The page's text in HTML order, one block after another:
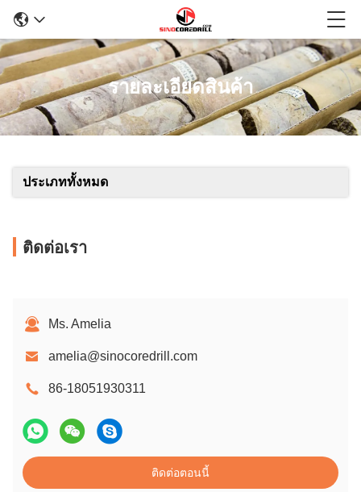
รายละเอียดสินค้า
ประเภททั้งหมด
ติดต่อเรา
Ms. Amelia
amelia@sinocoredrill.com
86-18051930311
ติดต่อตอนนี้